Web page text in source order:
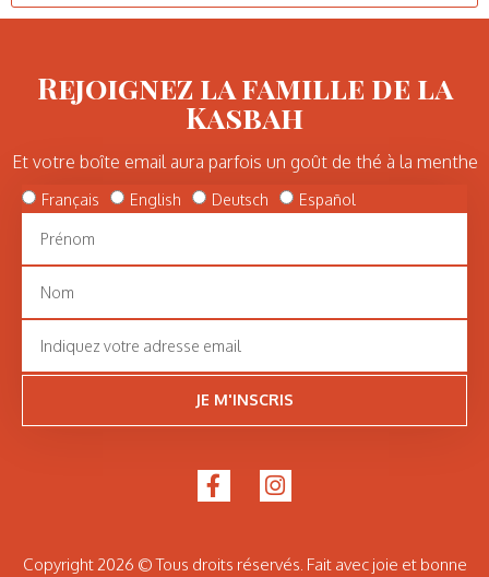
Rejoignez la famille de la
Kasbah
Et votre boîte email aura parfois un goût de thé à la menthe
Français English Deutsch Español
JE M'INSCRIS
Copyright 2026 © Tous droits réservés. Fait avec joie et bonne